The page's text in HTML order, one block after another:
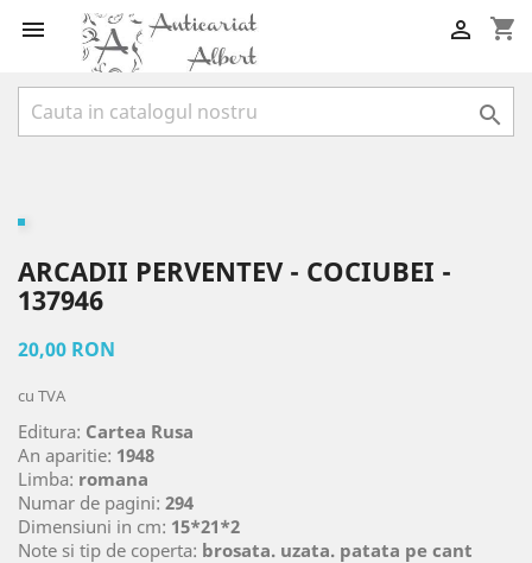
 shopping_cart


ARCADII PERVENTEV - COCIUBEI -
137946
20,00 RON
cu TVA
Editura: Cartea Rusa
An aparitie: 1948
Limba: romana
Numar de pagini: 294
Dimensiuni in cm: 15*21*2
Note si tip de coperta: brosata. uzata. patata pe cant